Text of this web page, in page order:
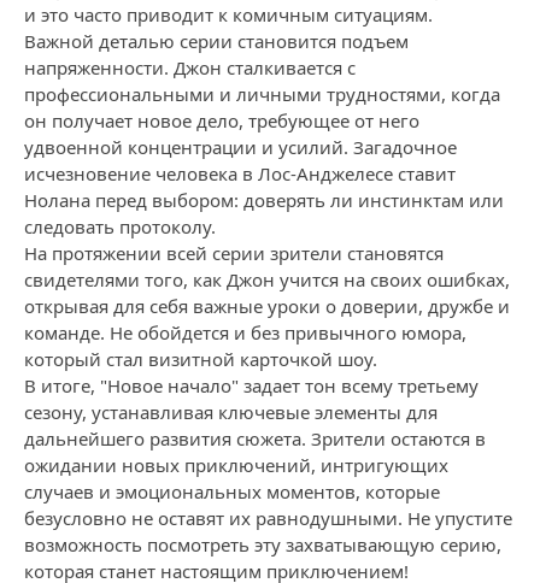
и это часто приводит к комичным ситуациям.
Важной деталью серии становится подъем
напряженности. Джон сталкивается с
профессиональными и личными трудностями, когда
он получает новое дело, требующее от него
удвоенной концентрации и усилий. Загадочное
исчезновение человека в Лос-Анджелесе ставит
Нолана перед выбором: доверять ли инстинктам или
следовать протоколу.
На протяжении всей серии зрители становятся
свидетелями того, как Джон учится на своих ошибках,
открывая для себя важные уроки о доверии, дружбе и
команде. Не обойдется и без привычного юмора,
который стал визитной карточкой шоу.
В итоге, "Новое начало" задает тон всему третьему
сезону, устанавливая ключевые элементы для
дальнейшего развития сюжета. Зрители остаются в
ожидании новых приключений, интригующих
случаев и эмоциональных моментов, которые
безусловно не оставят их равнодушными. Не упустите
возможность посмотреть эту захватывающую серию,
которая станет настоящим приключением!